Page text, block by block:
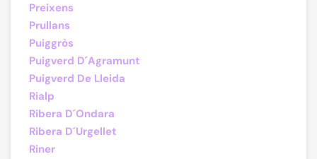
Preixens
Prullans
Puiggròs
Puigverd D´Agramunt
Puigverd De Lleida
Rialp
Ribera D´Ondara
Ribera D´Urgellet
Riner